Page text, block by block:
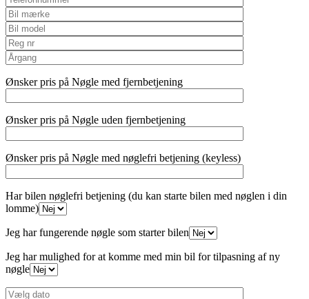
Ønsker pris på Nøgle med fjernbetjening
Ønsker pris på Nøgle uden fjernbetjening
Ønsker pris på Nøgle med nøglefri betjening (keyless)
Har bilen nøglefri betjening (du kan starte bilen med nøglen i din
lomme)
Jeg har fungerende nøgle som starter bilen
Jeg har mulighed for at komme med min bil for tilpasning af ny
nøgle